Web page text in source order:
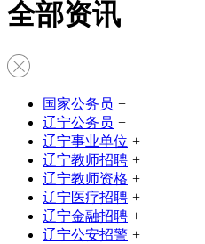
全部资讯
国家公务员 +
辽宁公务员 +
辽宁事业单位 +
辽宁教师招聘 +
辽宁教师资格 +
辽宁医疗招聘 +
辽宁金融招聘 +
辽宁公安招警 +